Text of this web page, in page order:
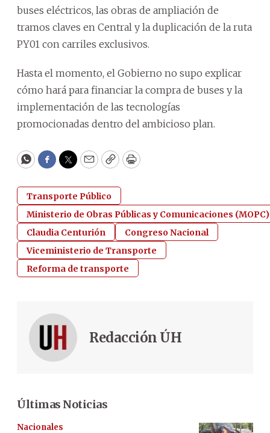
buses eléctricos, las obras de ampliación de
tramos claves en Central y la duplicación de la ruta
PY01 con carriles exclusivos.
Hasta el momento, el Gobierno no supo explicar
cómo hará para financiar la compra de buses y la
implementación de las tecnologías
promocionadas dentro del ambicioso plan.
WhatsApp
Facebook
Twitter
EmailCopyPrint
Transporte Público
Ministerio de Obras Públicas y Comunicaciones (MOPC)
Claudia Centurión
Congreso Nacional
Viceministerio de Transporte
Reforma de transporte
Redacción ÚH
Últimas Noticias
Nacionales